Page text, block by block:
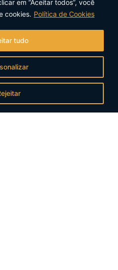
em “Aceitar todos”, você
cookies. Política de Cookies
tudo
redes sociais: